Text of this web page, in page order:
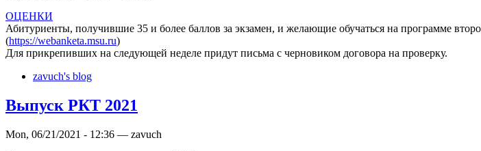
ОЦЕНКИ
Абитуриенты, получившие 35 и более баллов за экзамен, и желающие обучаться на программе
(https://webanketa.msu.ru)
Для прикрепивших на следующей неделе придут письма с черновиком договора на проверку.
zavuch's blog
Выпуск РКТ 2021
Mon, 06/21/2021 - 12:36 — zavuch